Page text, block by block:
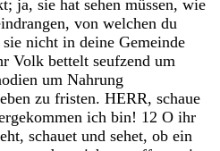
; ja, sie hat sehen müssen, wie
, von welchen du
sie nicht in deine Gemeinde
Volk bettelt seufzend um
um Nahrung
zu fristen. HERR, schaue
ich bin! 12 O ihr
, schauet und sehet, ob ein